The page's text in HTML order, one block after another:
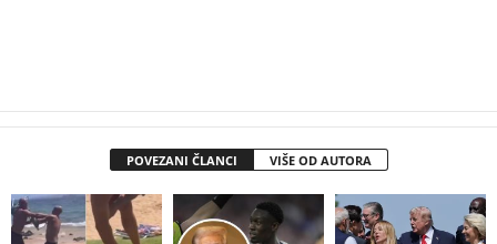
POVEZANI ČLANCI VIŠE OD AUTORA